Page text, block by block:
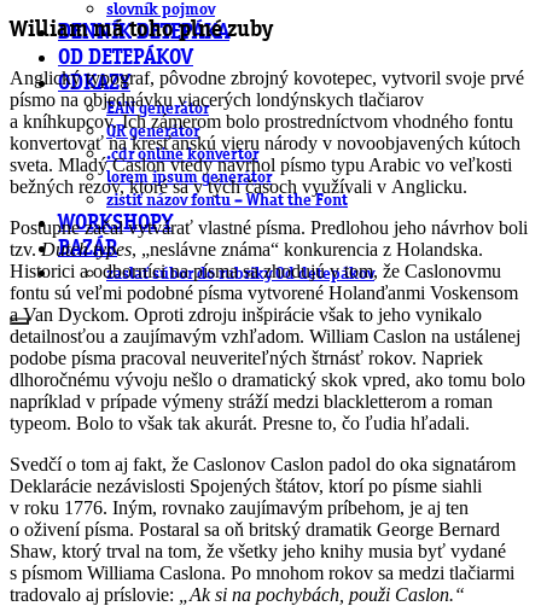
slovník pojmov
DENNÍK DETEPÁKA
OD DETEPÁKOV
ODKAZY
EAN generátor
QR generátor
.cdr online konvertor
lorem ipsum generátor
zistiť názov fontu – What the Font
WORKSHOPY
BAZÁR
zaslať súbor do rubriky Od detepákov
William má toho plné zuby
Anglický typograf, pôvodne zbrojný kovotepec, vytvoril svoje prvé
písmo na objednávku viacerých londýnskych tlačiarov
a kníhkupcov. Ich zámerom bolo prostredníctvom vhodného fontu
konvertovať na kresťanskú vieru národy v novoobjavených kútoch
sveta. Mladý Caslon vtedy navrhol písmo typu Arabic vo veľkosti
bežných rezov, ktoré sa v tých časoch využívali v Anglicku.
Postupne začal vytvárať vlastné písma. Predlohou jeho návrhov boli
tzv.Dutch types, „neslávne známa“ konkurencia z Holandska.
Historici a odborníci na písma sa zhodujú v tom, že Caslonovmu
fontu sú veľmi podobné písma vytvorené Holanďanmi Voskensom
a Van Dyckom. Oproti zdroju inšpirácie však to jeho vynikalo
detailnosťou a zaujímavým vzhľadom. William Caslon na ustálenej
podobe písma pracoval neuveriteľných štrnásť rokov. Napriek
dlhoročnému vývoju nešlo o dramatický skok vpred, ako tomu bolo
napríklad v prípade výmeny stráží medzi blackletterom a roman
typeom. Bolo to však tak akurát. Presne to, čo ľudia hľadali.
Svedčí o tom aj fakt, že Caslonov Caslon padol do oka signatárom
Deklarácie nezávislosti Spojených štátov, ktorí po písme siahli
v roku 1776. Iným, rovnako zaujímavým príbehom, je aj ten
o oživení písma. Postaral sa oň britský dramatik George Bernard
Shaw, ktorý trval na tom, že všetky jeho knihy musia byť vydané
s písmom Williama Caslona. Po mnohom rokov sa medzi tlačiarmi
tradovalo aj príslovie:
„Ak si na pochybách, použi Caslon.“